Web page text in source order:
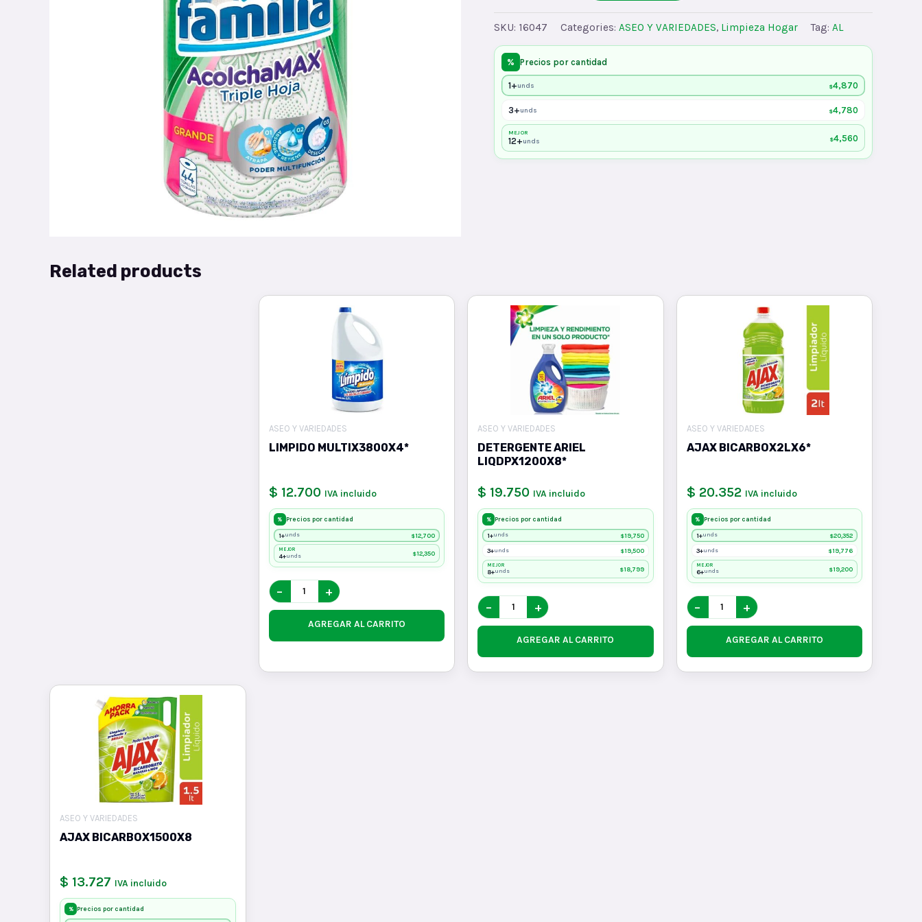
quantity
SKU: 16047 Categories: ASEO Y VARIEDADES, Limpieza Hogar Tag: AL
% Precios por cantidad
1+unds $4,870
3+unds $4,780
MEJOR
12+unds $4,560
Related products
ASEO Y VARIEDADES
LIMPIDO MULTIX3800X4*
$ 12.700 IVA incluido
% Precios por cantidad
1+unds $12,700
MEJOR
4+unds $12,350
− +
AGREGAR AL CARRITO
ASEO Y VARIEDADES
DETERGENTE ARIEL
LIQDPX1200X8*
$ 19.750 IVA incluido
% Precios por cantidad
1+unds $19,750
3+unds $19,500
MEJOR
8+unds $18,799
− +
AGREGAR AL CARRITO
ASEO Y VARIEDADES
AJAX BICARBOX2LX6*
$ 20.352 IVA incluido
% Precios por cantidad
1+unds $20,352
3+unds $19,776
MEJOR
6+unds $19,200
− +
AGREGAR AL CARRITO
ASEO Y VARIEDADES
AJAX BICARBOX1500X8
$ 13.727 IVA incluido
% Precios por cantidad